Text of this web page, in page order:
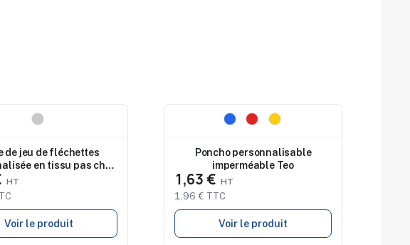
de jeu de fléchettes
en tissu pas cher
Voir le produit
Poncho personnalisable
imperméable Teo
1,63 €
1,96 € TTC
Voir le produit